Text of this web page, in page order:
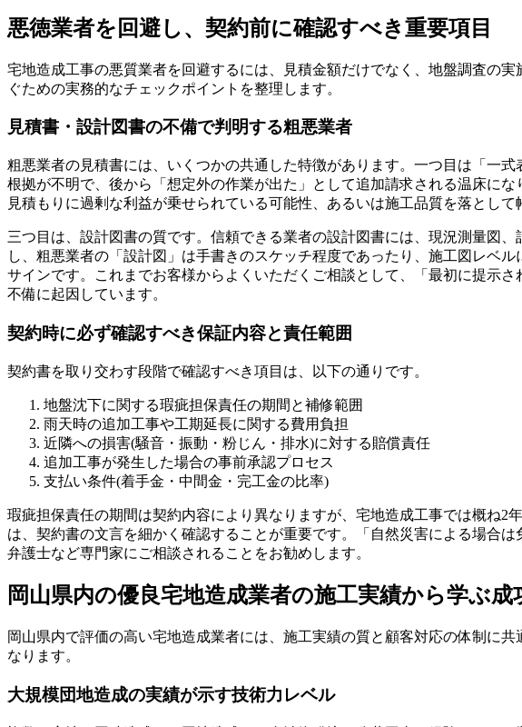
悪徳業者を回避し、契約前に確認すべき重要項目
宅地造成工事の悪質業者を回避するには、見積金額だけでなく、地盤調査の
ぐための実務的なチェックポイントを整理します。
見積書・設計図書の不備で判明する粗悪業者
粗悪業者の見積書には、いくつかの共通した特徴があります。一つ目は「一
根拠が不明で、後から「想定外の作業が出た」として追加請求される温床に
見積もりに過剰な利益が乗せられている可能性、あるいは施工品質を落として
三つ目は、設計図書の質です。信頼できる業者の設計図書には、現況測量図
し、粗悪業者の「設計図」は手書きのスケッチ程度であったり、施工図レベ
サインです。これまでお客様からよくいただくご相談として、「最初に提示
不備に起因しています。
契約時に必ず確認すべき保証内容と責任範囲
契約書を取り交わす段階で確認すべき項目は、以下の通りです。
地盤沈下に関する瑕疵担保責任の期間と補修範囲
雨天時の追加工事や工期延長に関する費用負担
近隣への損害(騒音・振動・粉じん・排水)に対する賠償責任
追加工事が発生した場合の事前承認プロセス
支払い条件(着手金・中間金・完工金の比率)
瑕疵担保責任の期間は契約内容により異なりますが、宅地造成工事では概ね
は、契約書の文言を細かく確認することが重要です。「自然災害による場合
弁護士など専門家にご相談されることをお勧めします。
岡山県内の優良宅地造成業者の施工実績から学ぶ成
岡山県内で評価の高い宅地造成業者には、施工実績の質と顧客対応の体制に
なります。
大規模団地造成の実績が示す技術力レベル